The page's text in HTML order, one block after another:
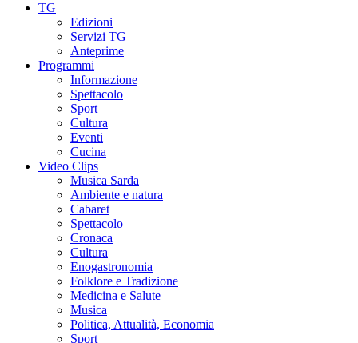
TG
Edizioni
Servizi TG
Anteprime
Programmi
Informazione
Spettacolo
Sport
Cultura
Eventi
Cucina
Video Clips
Musica Sarda
Ambiente e natura
Cabaret
Spettacolo
Cronaca
Cultura
Enogastronomia
Folklore e Tradizione
Medicina e Salute
Musica
Politica, Attualità, Economia
Sport